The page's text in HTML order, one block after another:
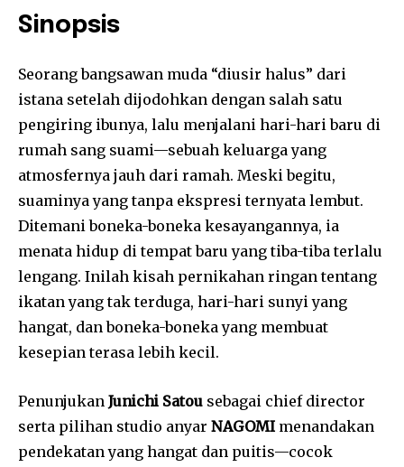
Sinopsis
Seorang bangsawan muda “diusir halus” dari
istana setelah dijodohkan dengan salah satu
pengiring ibunya, lalu menjalani hari-hari baru di
rumah sang suami—sebuah keluarga yang
atmosfernya jauh dari ramah. Meski begitu,
suaminya yang tanpa ekspresi ternyata lembut.
Ditemani boneka-boneka kesayangannya, ia
menata hidup di tempat baru yang tiba-tiba terlalu
lengang. Inilah kisah pernikahan ringan tentang
ikatan yang tak terduga, hari-hari sunyi yang
hangat, dan boneka-boneka yang membuat
kesepian terasa lebih kecil.
Penunjukan Junichi Satou sebagai chief director
serta pilihan studio anyar NAGOMI menandakan
pendekatan yang hangat dan puitis—cocok